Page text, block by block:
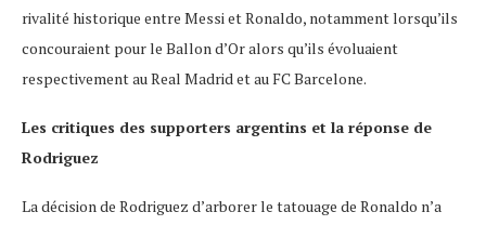
rivalité historique entre Messi et Ronaldo, notamment lorsqu’ils
concouraient pour le Ballon d’Or alors qu’ils évoluaient
respectivement au Real Madrid et au FC Barcelone.
Les critiques des supporters argentins et la réponse de
Rodriguez
La décision de Rodriguez d’arborer le tatouage de Ronaldo n’a